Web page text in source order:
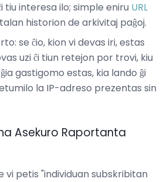
tiu interesa ilo; simple eniru URL
historion de arkivitaj paĝoj.
se ĉio, kion vi devas iri, estas
uzi ĉi tiun retejon por trovi, kiu
gastigomo estas, kia lando ĝi
la IP-adreso prezentas sin
Asekuro Raportanta
vi petis "individuan subskribitan